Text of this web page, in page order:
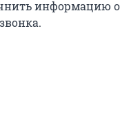
информацию о